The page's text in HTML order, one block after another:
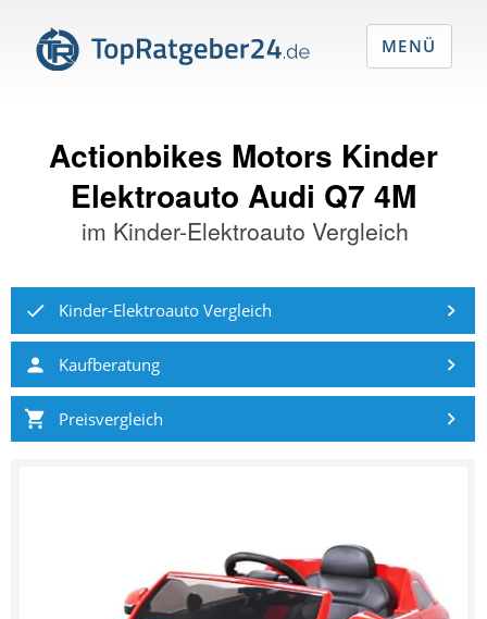
Actionbikes Motors Kinder
Elektroauto Audi Q7 4M
im Kinder-Elektroauto Vergleich
Kinder-Elektroauto Vergleich
Kaufberatung
Preisvergleich
MENÜ